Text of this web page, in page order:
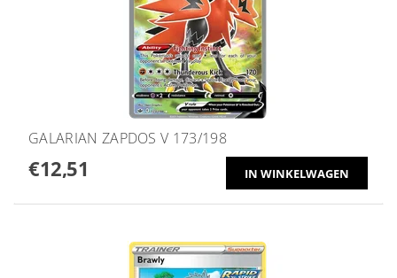
GALARIAN ZAPDOS V 173/198
€12,51